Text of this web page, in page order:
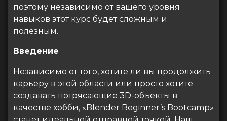
поэтому независимо от вашего уровня
навыков этот курс будет сложным и
полезным.
Введение
Независимо от того, хотите ли вы продолжить
карьеру в этой области или просто хотите
создавать потрясающие 3D-объекты в
качестве хобби, «Blender Beginner’s Bootcamp»